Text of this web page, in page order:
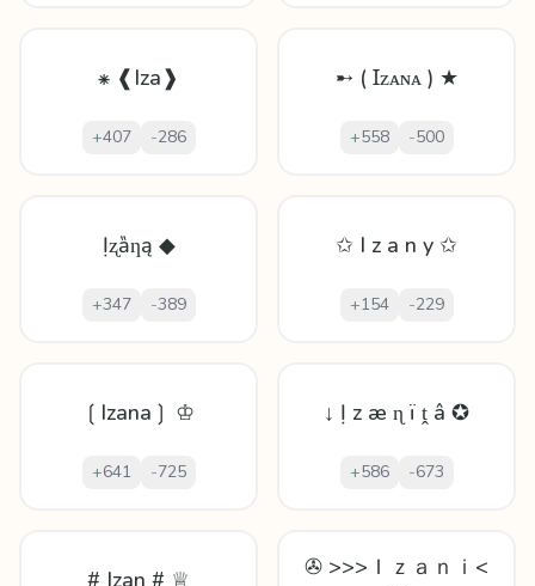
⁕ ❰Iza❱
+407 -286
➸ ( Ɪᴢᴀɴᴀ ) ★
+558 -500
Ịʐȁƞą ◆
+347 -389
✩ I z a n y ✩
+154 -229
❲Izana❳ ♔
+641 -725
↓ Ị z æ ɳ ï ṱ â ✪
+586 -673
# Izan # ♕
✇ >>>Ｉｚａｎｉ<